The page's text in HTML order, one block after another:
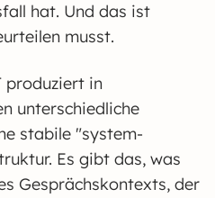
hat. Und das ist
musst.
produziert in
unterschiedliche
stabile "system-
Es gibt das, was
Gesprächskontexts, der